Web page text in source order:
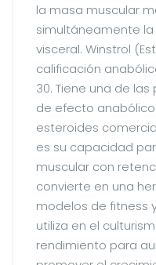
la masa muscular
simultáneamente
visceral. Winstrol
calificación
30. Tiene una de
de efecto
esteroides
es su capacidad
muscular con
convierte en una
modelos de fitness
utiliza en el
rendimiento para